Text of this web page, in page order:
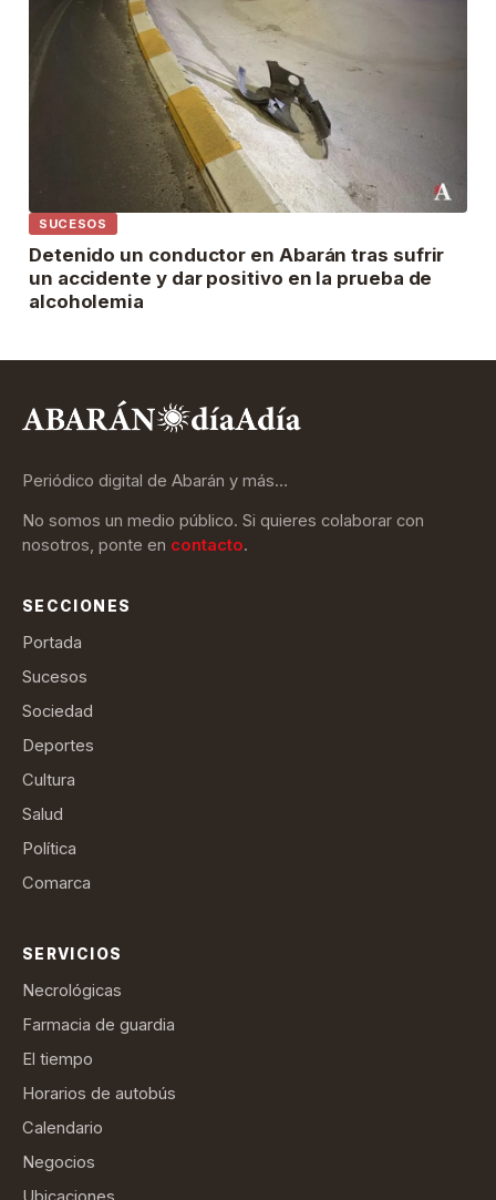
SUCESOS
Detenido un conductor en Abarán tras sufrir
un accidente y dar positivo en la prueba de
alcoholemia
Periódico digital de Abarán y más…
No somos un medio público. Si quieres colaborar con
nosotros, ponte en contacto.
SECCIONES
Portada
Sucesos
Sociedad
Deportes
Cultura
Salud
Política
Comarca
SERVICIOS
Necrológicas
Farmacia de guardia
El tiempo
Horarios de autobús
Calendario
Negocios